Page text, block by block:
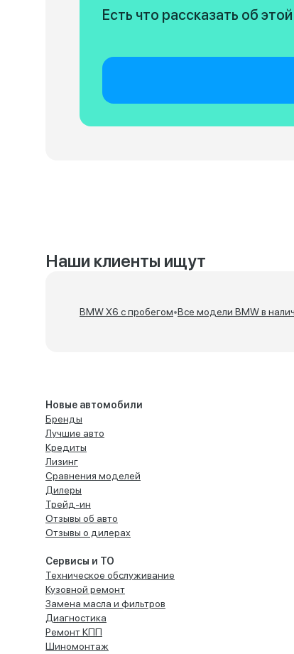
Есть что рассказать об
Наши клиенты ищут
BMW X6 с пробегом•Все модели BMW в
Новые автомобили
Бренды
Лучшие авто
Кредиты
Лизинг
Сравнения моделей
Дилеры
Трейд-ин
Отзывы об авто
Отзывы о дилерах
Сервисы и ТО
Техническое обслуживание
Кузовной ремонт
Замена масла и фильтров
Диагностика
Ремонт КПП
Шиномонтаж